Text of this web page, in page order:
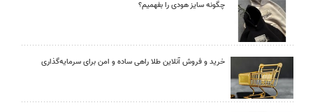
چگونه سایز هودی را بفهمیم؟
خرید و فروش آنلاین طلا راهی ساده و امن برای سرمایه‌گذاری